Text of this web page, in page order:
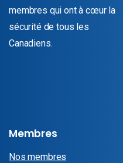
membres qui ont à cœur la
sécurité de tous les
Canadiens.
Membres
Nos membres